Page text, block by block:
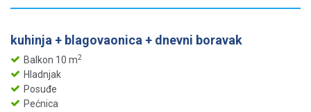
kuhinja + blagovaonica + dnevni boravak
Balkon 10 m2
Hladnjak
Posuđe
Pećnica